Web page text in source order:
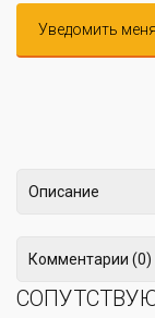
Уведомить меня
Описание
Комментарии (0)